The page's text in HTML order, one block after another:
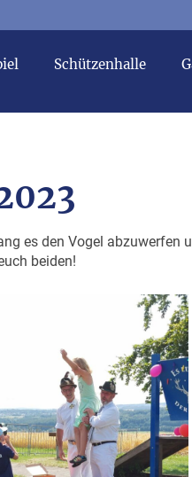
Schützenhalle
es den Vogel
beiden!